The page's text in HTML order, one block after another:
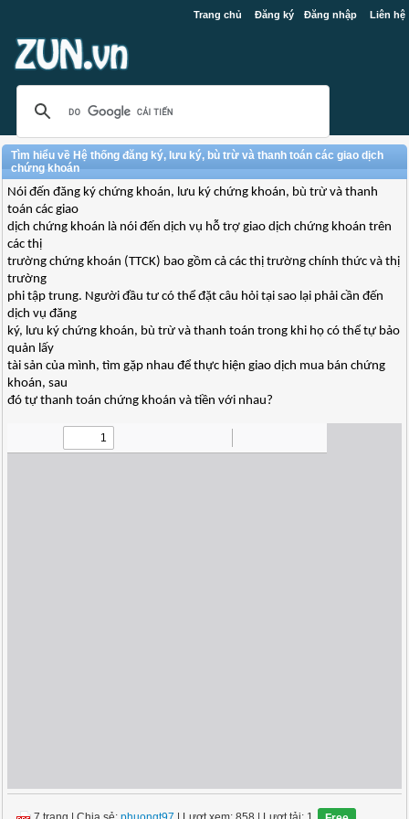
Trang chủ Đăng ký Đăng nhập Liên hệ
Tìm hiểu về Hệ thống đăng ký, lưu ký, bù trừ và thanh toán các giao dịch
chứng khoán
Nói đến đăng ký chứng khoán, lưu ký chứng khoán, bù trừ và thanh
toán các giao
dịch chứng khoán là nói đến dịch vụ hỗ trợ giao dịch chứng khoán trên
các thị
trường chứng khoán (TTCK) bao gồm cả các thị trường chính thức và thị
trường
phi tập trung. Người đầu tư có thể đặt câu hỏi tại sao lại phải cần đến
dịch vụ đăng
ký, lưu ký chứng khoán, bù trừ và thanh toán trong khi họ có thể tự bảo
quản lấy
tài sản của mình, tìm gặp nhau để thực hiện giao dịch mua bán chứng
khoán, sau
đó tự thanh toán chứng khoán và tiền với nhau?